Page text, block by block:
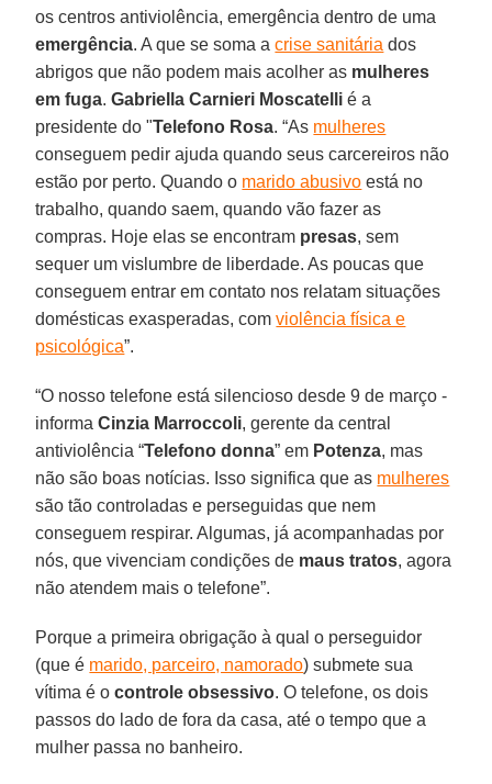
os centros antiviolência, emergência dentro de uma
emergência. A que se soma acrise sanitária dos
abrigos que não podem mais acolher as mulheres
em fuga.Gabriella Carnieri Moscatelli é a
presidente do "Telefono Rosa. “As mulheres
conseguem pedir ajuda quando seus carcereiros não
estão por perto. Quando o marido abusivo está no
trabalho, quando saem, quando vão fazer as
compras. Hoje elas se encontram presas, sem
sequer um vislumbre de liberdade. As poucas que
conseguem entrar em contato nos relatam situações
domésticas exasperadas, comviolência física e
psicológica”.
“O nosso telefone está silencioso desde 9 de março -
informaCinzia Marroccoli, gerente da central
antiviolência “Telefono donna” em Potenza, mas
não são boas notícias. Isso significa que as mulheres
são tão controladas e perseguidas que nem
conseguem respirar. Algumas, já acompanhadas por
nós, que vivenciam condições de maus tratos, agora
não atendem mais o telefone”.
Porque a primeira obrigação à qual o perseguidor
(que é marido, parceiro, namorado) submete sua
vítima é ocontrole obsessivo. O telefone, os dois
passos do lado de fora da casa, até o tempo que a
mulher passa no banheiro.